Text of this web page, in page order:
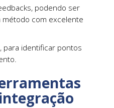
podendo ser
método com excelente
para identificar pontos